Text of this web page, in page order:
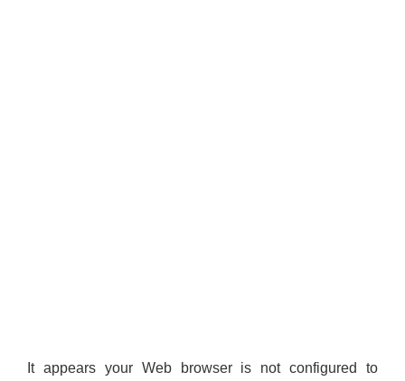
It appears your Web browser is not configured to